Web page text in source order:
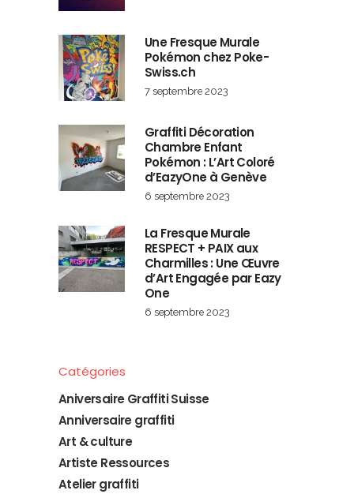
Une Fresque Murale
Pokémon chez Poke-
Swiss.ch
7 septembre 2023
Graffiti Décoration
Chambre Enfant
Pokémon : L’Art Coloré
d’EazyOne à Genève
6 septembre 2023
La Fresque Murale
RESPECT + PAIX aux
Charmilles : Une Œuvre
d’Art Engagée par Eazy
One
6 septembre 2023
Catégories
Aniversaire Graffiti Suisse
Anniversaire graffiti
Art & culture
Artiste Ressources
Atelier graffiti